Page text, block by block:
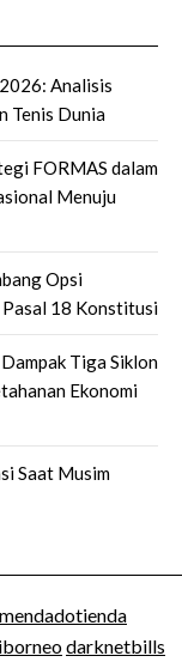
Analisis
Tenis Dunia
FORMAS dalam
Menuju
Opsi
Pasal 18 Konstitusi
Tiga Siklon
Ekonomi
Saat Musim
darknetbills